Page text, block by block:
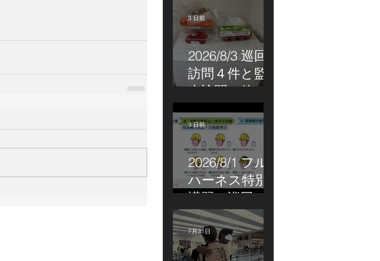
戸川区！
2026/8/3 巡回
訪問４件と監
査訪問１件
3 日前
2026/8/1 フル
ハーネス特別
講習＆巡回指
導！
3 日前
7月31日